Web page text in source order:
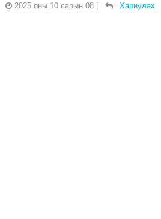
2025 оны 10 сарын 08 | Хариулах